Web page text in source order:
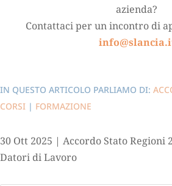
azienda?
Contattaci per un incontro di
IN QUESTO ARTICOLO PARLIAMO DI:
CORSI | FORMAZIONE
30 Ott 2025 | Accordo Stato Regioni
Datori di Lavoro